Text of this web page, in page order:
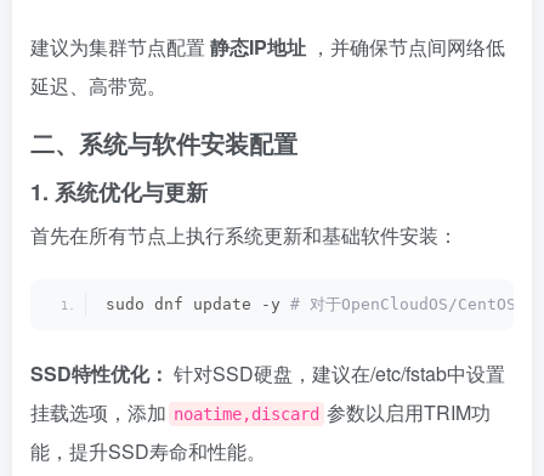
建议为集群节点配置 静态IP地址 ，并确保节点间网络低
延迟、高带宽。
二、系统与软件安装配置
1. 系统优化与更新
首先在所有节点上执行系统更新和基础软件安装：
sudo dnf update -y # 对于OpenCloudOS/
SSD特性优化： 针对SSD硬盘，建议在/etc/fstab中设置
挂载选项，添加 noatime,discard 参数以启用TRIM功
能，提升SSD寿命和性能。